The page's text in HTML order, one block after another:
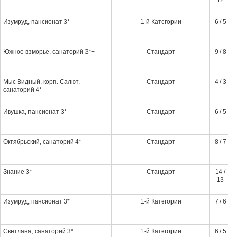
Изумруд, пансионат 3* 1-й Категории 6 / 5
Южное взморье, санаторий 3*+ Стандарт 9 / 8
Мыс Видный, корп. Салют,
санаторий 4*
Стандарт 4 / 3
Ивушка, пансионат 3* Стандарт 6 / 5
Октябрьский, санаторий 4* Стандарт 8 / 7
Знание 3* Стандарт
14 /
13
Изумруд, пансионат 3* 1-й Категории 7 / 6
Светлана, санаторий 3* 1-й Категории 6 / 5